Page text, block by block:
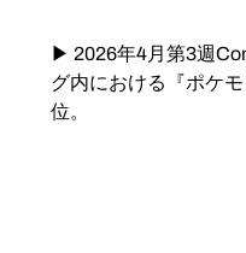
▶ 2026年4月第3週
グ内における『ポケ
位。